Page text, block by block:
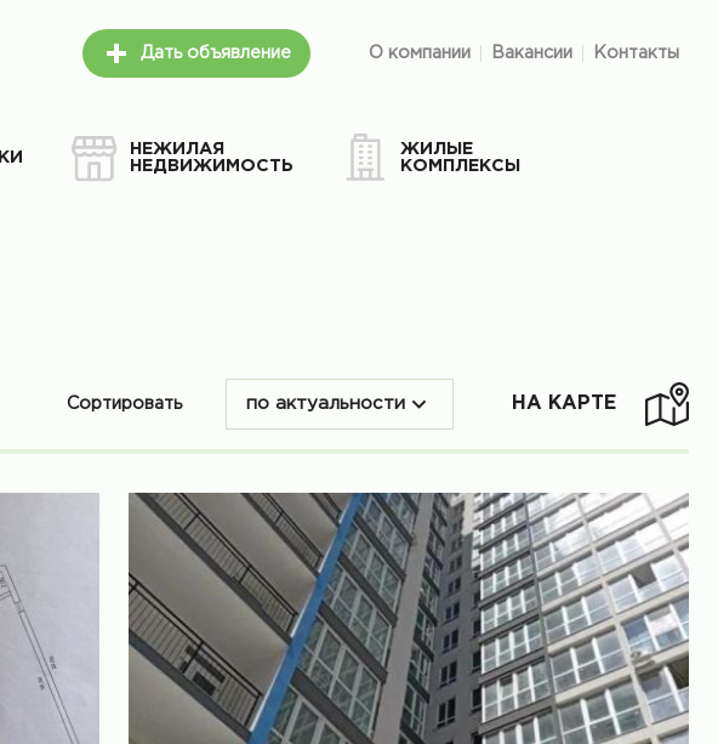
Дать объявление О компании Вакансии Контакты
НЕЖИЛАЯ
НЕДВИЖИМОСТЬ
ЖИЛЫЕ
КОМПЛЕКСЫ
Сортировать по актуальности НА КАРТЕ